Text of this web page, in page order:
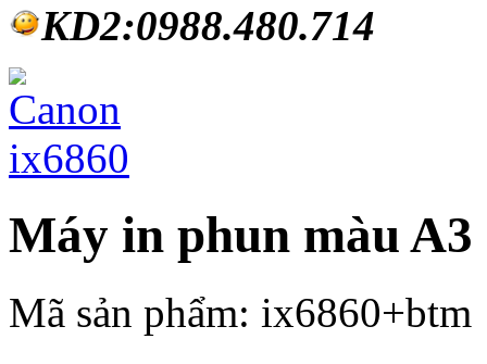
KD2:0988.480.714
Máy in phun màu A3
Mã sản phẩm: ix6860+btm